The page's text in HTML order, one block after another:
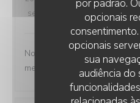
por padrão.
opcionais
opcionais
sua
audiência do
service
ambience:5/5
Nous ne sommes mm jamais
meilleur restaurant d’Amiens